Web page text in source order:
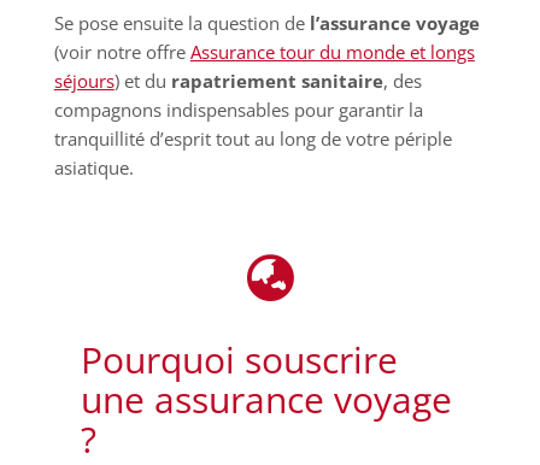
Se pose ensuite la question de l’assurance voyage
(voir notre offre Assurance tour du monde et longs
séjours) et du rapatriement sanitaire, des
compagnons indispensables pour garantir la
tranquillité d’esprit tout au long de votre périple
asiatique.

Pourquoi souscrire
une assurance voyage
?